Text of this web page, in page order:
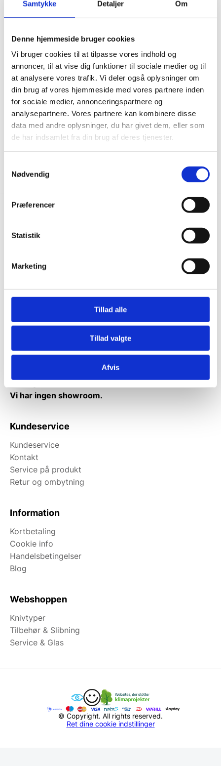
Samtykke Detaljer Om
Denne hjemmeside bruger cookies
Vi bruger cookies til at tilpasse vores indhold og
annoncer, til at vise dig funktioner til sociale medier og til
at analysere vores trafik. Vi deler også oplysninger om
din brug af vores hjemmeside med vores partnere inden
for sociale medier, annonceringspartnere og
analysepartnere. Vores partnere kan kombinere disse
data med andre oplysninger, du har givet dem, eller som
de har indsamlet fra din brug af deres tjenester.
Nødvendig
Præferencer
Statistik
Marketing
Tillad alle
Tillad valgte
Afvis
Få de bedste tilbud først!
Husk at tilmelde dig vores nyhedsbrev og vær først
til de bedste tilbud. Og bare rolig, vi spammer dig
ikke, men sender kun relevante tilbud og
informationer til dig.
Ja tak, tilmeld mig
Gastrobutikken ApS
7430 Ikast
Telefon træffetid:
Mandag til torsdag: 10:00 – 14:00.
Fredag: Telefonlukket.
Afhentning muligt
man-torsdag fra 08:00-16:00.
Fredag 08:00-13.00
Vi har ingen showroom.
Kundeservice
Kundeservice
Kontakt
Service på produkt
Retur og ombytning
Information
Kortbetaling
Cookie info
Handelsbetingelser
Blog
Webshoppen
Knivtyper
Tilbehør & Slibning
Service & Glas
© Copyright. All rights reserved.
Ret dine cookie indstillinger